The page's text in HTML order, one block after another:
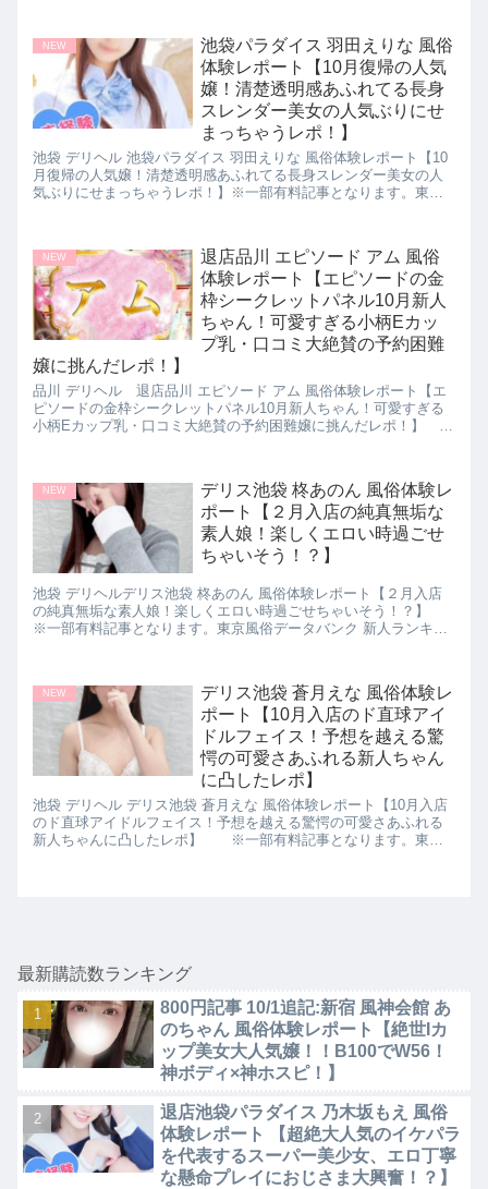
NEW
池袋パラダイス 羽田えりな 風俗
体験レポート【10月復帰の人気
嬢！清楚透明感あふれてる長身
スレンダー美女の人気ぶりにせ
まっちゃうレポ！】
池袋 デリヘル 池袋パラダイス 羽田えりな 風俗体験レポート【10
月復帰の人気嬢！清楚透明感あふれてる長身スレンダー美女の人
気ぶりにせまっちゃうレポ！】※一部有料記事となります。東京
NEW
退店品川 エピソード アム 風俗
体験レポート【エピソードの金
枠シークレットパネル10月新人
ちゃん！可愛すぎる小柄Eカッ
プ乳・口コミ大絶賛の予約困難
嬢に挑んだレポ！】
品川 デリヘル 退店品川 エピソード アム 風俗体験レポート【エ
ピソードの金枠シークレットパネル10月新人ちゃん！可愛すぎる
小柄Eカップ乳・口コミ大絶賛の予約困難嬢に挑んだレポ！】
NEW
デリス池袋 柊あのん 風俗体験レ
ポート【２月入店の純真無垢な
素人娘！楽しくエロい時過ごせ
ちゃいそう！？】
池袋 デリヘルデリス池袋 柊あのん 風俗体験レポート【２月入店
の純真無垢な素人娘！楽しくエロい時過ごせちゃいそう！？】
※一部有料記事となります。東京風俗データバンク 新人ランキン
NEW
デリス池袋 蒼月えな 風俗体験レ
ポート【10月入店のド直球アイ
ドルフェイス！予想を越える驚
愕の可愛さあふれる新人ちゃん
に凸したレポ】
池袋 デリヘル デリス池袋 蒼月えな 風俗体験レポート【10月入店
のド直球アイドルフェイス！予想を越える驚愕の可愛さあふれる
新人ちゃんに凸したレポ】 ※一部有料記事となります。東京
最新購読数ランキング
800円記事 10/1追記:新宿 風神会館 あ
のちゃん 風俗体験レポート【絶世Iカ
ップ美女大人気嬢！！B100でW56！
神ボディ×神ホスピ！】
退店池袋パラダイス 乃木坂もえ 風俗
体験レポート 【超絶大人気のイケパラ
を代表するスーパー美少女、エロ丁寧
な懸命プレイにおじさま大興奮！？】